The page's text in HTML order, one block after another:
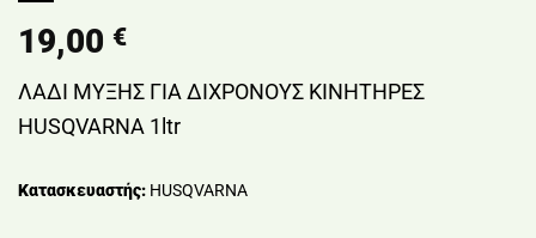
19,00 €
ΛΑΔΙ ΜΥΞΗΣ ΓΙΑ ΔΙΧΡΟΝΟΥΣ ΚΙΝΗΤΗΡΕΣ
HUSQVARNA 1ltr
Κατασκευαστής: HUSQVARNA